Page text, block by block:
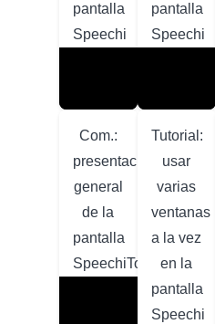
pantalla
Speechi
pantalla
Speechi
Com.:
presentación
general
de la
pantalla
SpeechiTouch
Tutorial:
usar
varias
ventanas
a la vez
en la
pantalla
Speechi